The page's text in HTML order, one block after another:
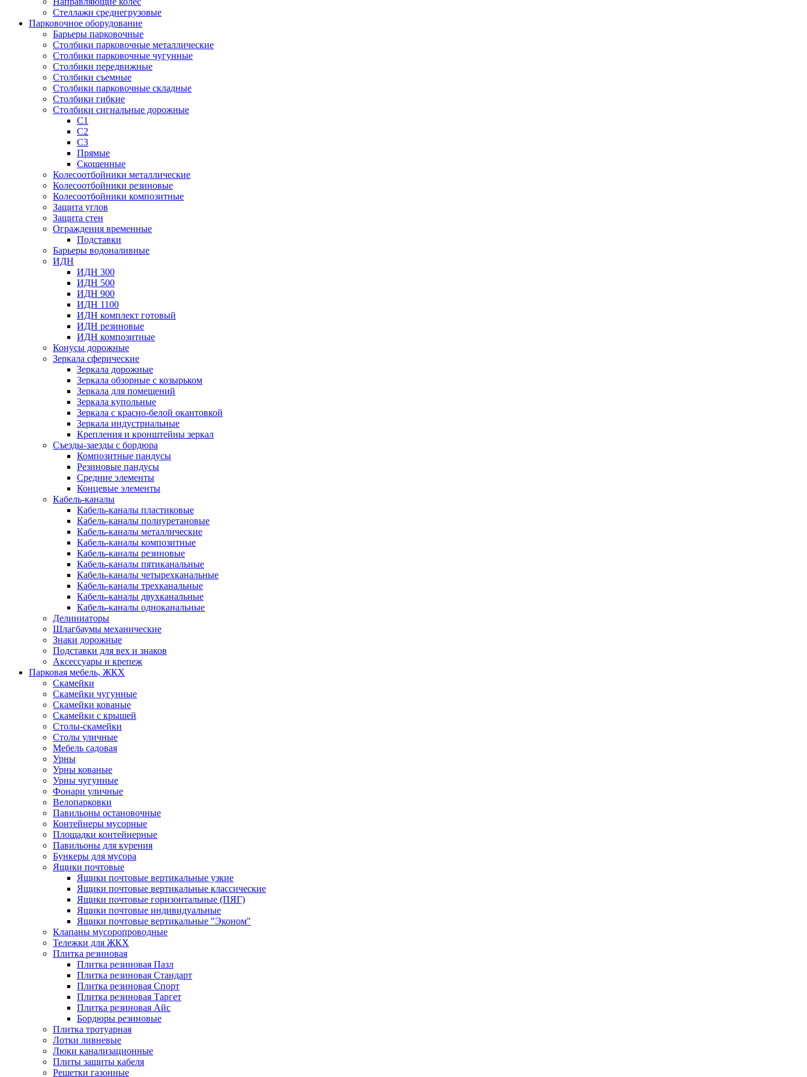
Стеллажи среднегрузовые
Парковочное оборудование
Барьеры парковочные
Столбики парковочные металлические
Столбики парковочные чугунные
Столбики передвижные
Столбики съемные
Столбики парковочные складные
Столбики гибкие
Столбики сигнальные дорожные
С1
С2
С3
Прямые
Скошенные
Колесоотбойники металлические
Колесоотбойники резиновые
Колесоотбойники композитные
Защита углов
Защита стен
Ограждения временные
Подставки
Барьеры водоналивные
ИДН
ИДН 300
ИДН 500
ИДН 900
ИДН 1100
ИДН комплект готовый
ИДН резиновые
ИДН композитные
Конусы дорожные
Зеркала сферические
Зеркала дорожные
Зеркала обзорные с козырьком
Зеркала для помещений
Зеркала купольные
Зеркала с красно-белой окантовкой
Зеркала индустриальные
Крепления и кронштейны зеркал
Съезды-заезды с бордюра
Композитные пандусы
Резиновые пандусы
Средние элементы
Концевые элементы
Кабель-каналы
Кабель-каналы пластиковые
Кабель-каналы полиуретановые
Кабель-каналы металлические
Кабель-каналы композитные
Кабель-каналы резиновые
Кабель-каналы пятиканальные
Кабель-каналы четырехканальные
Кабель-каналы трехканальные
Кабель-каналы двухканальные
Кабель-каналы одноканальные
Делиниаторы
Шлагбаумы механические
Знаки дорожные
Подставки для вех и знаков
Аксессуары и крепеж
Парковая мебель, ЖКХ
Скамейки
Скамейки чугунные
Скамейки кованые
Скамейки с крышей
Столы-скамейки
Столы уличные
Мебель садовая
Урны
Урны кованые
Урны чугунные
Фонари уличные
Велопарковки
Павильоны остановочные
Контейнеры мусорные
Площадки контейнерные
Павильоны для курения
Бункеры для мусора
Ящики почтовые
Ящики почтовые вертикальные узкие
Ящики почтовые вертикальные классические
Ящики почтовые горизонтальные (ПЯГ)
Ящики почтовые индивидуальные
Ящики почтовые вертикальные "Эконом"
Клапаны мусоропроводные
Тележки для ЖКХ
Плитка резиновая
Плитка резиновая Пазл
Плитка резиновая Стандарт
Плитка резиновая Спорт
Плитка резиновая Таргет
Плитка резиновая Айс
Бордюры резиновые
Плитка тротуарная
Лотки ливневые
Люки канализационные
Плиты защиты кабеля
Решетки газонные